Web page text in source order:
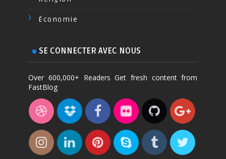
Économie
SE CONNECTER AVEC NOUS
Over 600,000+ Readers Get fresh content from
FastBlog